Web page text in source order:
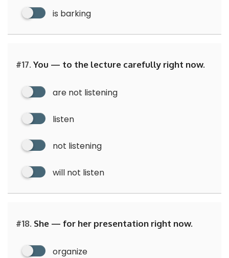
is barking
#17. You — to the lecture carefully right now.
are not listening
listen
not listening
will not listen
#18. She — for her presentation right now.
organize